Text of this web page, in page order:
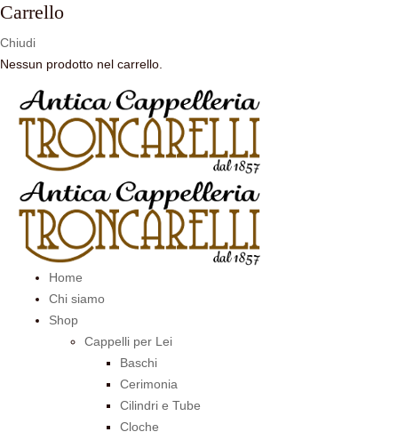
Carrello
Chiudi
Nessun prodotto nel carrello.
Home
Chi siamo
Shop
Cappelli per Lei
Baschi
Cerimonia
Cilindri e Tube
Cloche